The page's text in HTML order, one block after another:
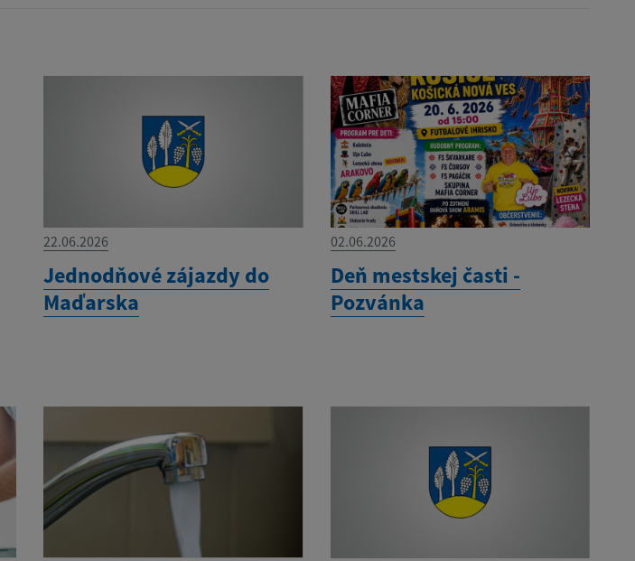
22.06.2026
Jednodňové zájazdy do
Maďarska
02.06.2026
Deň mestskej časti -
Pozvánka